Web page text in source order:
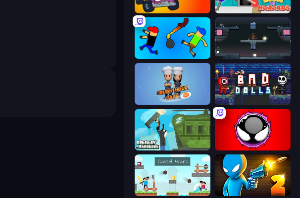
Mini-Caps: Arena House of Hazards
Mini-Caps: Bombs Arena
Rush Hour Cafe Bad Dolls
Getaway Shootout Splatmans
Castle Wars Drunken Duel 2